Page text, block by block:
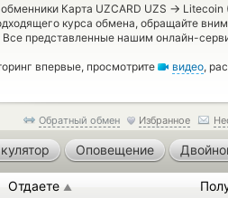
Карта UZCARD UZS → Litecoin
курса обмена, обращайте
представленные нашим онлайн-
впервые, просмотрите
видео,
Обратный обмен Избранное
Оповещение
Отдаете ▲